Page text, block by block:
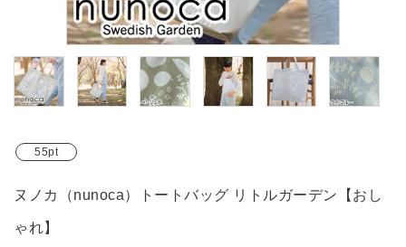
ガイドライン
55pt
ヌノカ（nunoca）トートバッグ リトルガーデン【おし
ゃれ】